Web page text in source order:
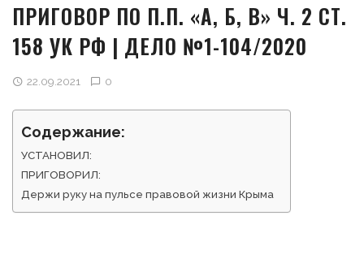
ПРИГОВОР ПО П.П. «А, Б, В» Ч. 2 СТ.
158 УК РФ | ДЕЛО №1-104/2020
22.09.2021 0
Содержание:
УСТАНОВИЛ:
ПРИГОВОРИЛ:
Держи руку на пульсе правовой жизни Крыма